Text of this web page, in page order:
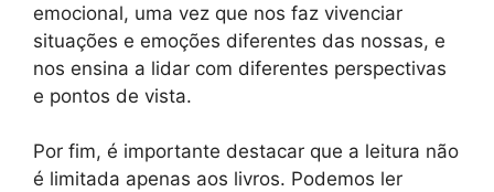
emocional, uma vez que nos faz vivenciar
situações e emoções diferentes das nossas, e
nos ensina a lidar com diferentes perspectivas
e pontos de vista.
Por fim, é importante destacar que a leitura não
é limitada apenas aos livros. Podemos ler